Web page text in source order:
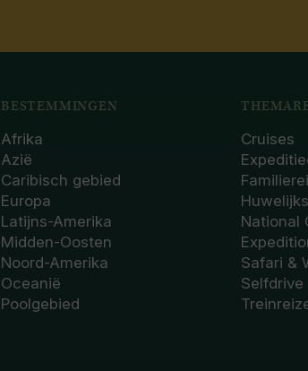
BESTEMMINGEN
Afrika
Azië
Caribisch gebied
Europa
Latijns-Amerika
Midden-Oosten
Noord-Amerika
Oceanië
Poolgebied
Cruises
National
Safari &
Selfdrive